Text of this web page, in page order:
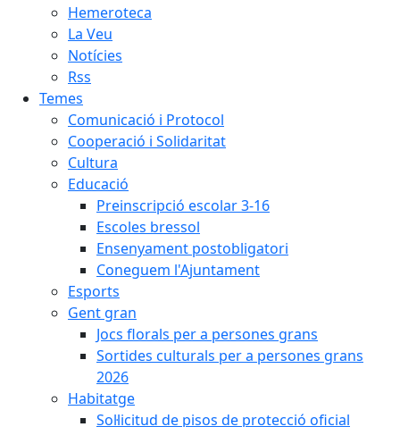
Hemeroteca
La Veu
Notícies
Rss
Temes
Comunicació i Protocol
Cooperació i Solidaritat
Cultura
Educació
Preinscripció escolar 3-16
Escoles bressol
Ensenyament postobligatori
Coneguem l'Ajuntament
Esports
Gent gran
Jocs florals per a persones grans
Sortides culturals per a persones grans
2026
Habitatge
Sol·licitud de pisos de protecció oficial